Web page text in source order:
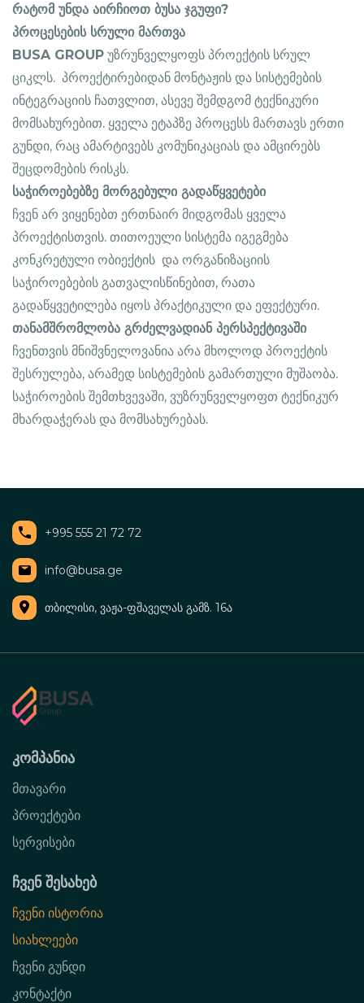
რატომ უნდა აირჩიოთ ბუსა ჯგუფი?
პროცესების სრული მართვა
BUSA GROUP უზრუნველყოფს პროექტის სრულ
ციკლს. პროექტირებიდან მონტაჟის და სისტემების
ინტეგრაციის ჩათვლით, ასევე შემდგომ ტექნიკური
მომსახურებით. ყველა ეტაპზე პროცესს მართავს ერთი
გუნდი, რაც ამარტივებს კომუნიკაციას და ამცირებს
შეცდომების რისკს.
საჭიროებებზე მორგებული გადაწყვეტები
ჩვენ არ ვიყენებთ ერთნაირ მიდგომას ყველა
პროექტისთვის. თითოეული სისტემა იგეგმება
კონკრეტული ობიექტის და ორგანიზაციის
საჭიროებების გათვალისწინებით, რათა
გადაწყვეტილება იყოს პრაქტიკული და ეფექტური.
თანამშრომლობა გრძელვადიან პერსპექტივაში
ჩვენთვის მნიშვნელოვანია არა მხოლოდ პროექტის
შესრულება, არამედ სისტემების გამართული მუშაობა.
საჭიროების შემთხვევაში, ვუზრუნველყოფთ ტექნიკურ
მხარდაჭერას და მომსახურებას.
+995 555 21 72 72
info@busa.ge
თბილისი, ვაჟა-ფშაველას გამზ. 16ა
კომპანია
მთავარი
პროექტები
სერვისები
ჩვენ შესახებ
ჩვენი ისტორია
სიახლეები
ჩვენი გუნდი
კონტაქტი